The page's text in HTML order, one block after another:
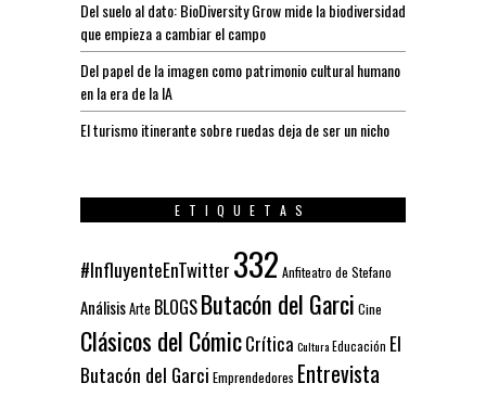
Del suelo al dato: BioDiversity Grow mide la biodiversidad
que empieza a cambiar el campo
Del papel de la imagen como patrimonio cultural humano
en la era de la IA
El turismo itinerante sobre ruedas deja de ser un nicho
ETIQUETAS
#InfluyenteEnTwitter 332 Anfiteatro de Stefano
AnálisisArte BLOGSButacón del Garci Cine
Clásicos del CómicCrítica CulturaEducación El
Butacón del Garci Emprendedores Entrevista